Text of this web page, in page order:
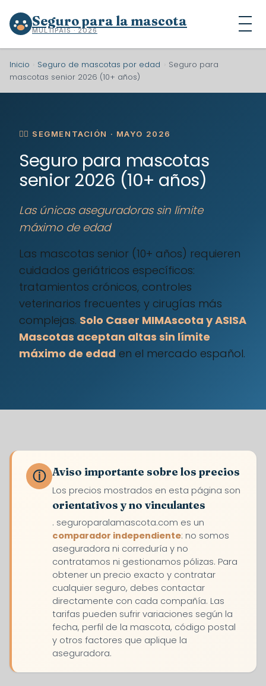
Seguro para la mascota
MULTIPAÍS · 2026
Inicio Seguro de mascotas por edad
Seguro para
mascotas senior 2026 (10+ años)
🐕‍🦺 SEGMENTACIÓN · MAYO 2026
Seguro para mascotas
senior 2026 (10+ años)
Las únicas aseguradoras sin límite
máximo de edad
Las mascotas senior (10+ años) requieren
cuidados geriátricos específicos:
tratamientos crónicos, controles
veterinarios frecuentes y cirugías más
complejas. Solo Caser MIMAscota y ASISA
Mascotas aceptan altas sin límite
máximo de edad en el mercado español.
ⓘ Aviso importante sobre los precios
Los precios mostrados en esta página son
orientativos y no vinculantes
. seguroparalamascota.com es un
comparador independiente: no somos
aseguradora ni correduría y no
contratamos ni gestionamos pólizas. Para
obtener un precio exacto y contratar
cualquier seguro, debes contactar
directamente con cada compañía. Las
tarifas pueden sufrir variaciones según la
fecha, perfil de la mascota, código postal
y otros factores que aplique la
aseguradora.